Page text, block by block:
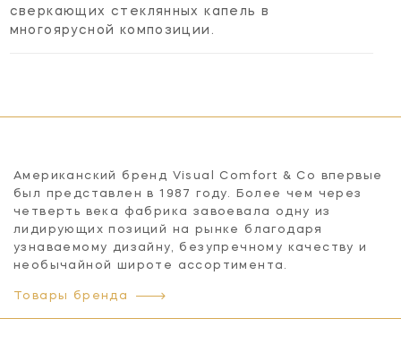
сверкающих стеклянных капель в
многоярусной композиции.
Американский бренд Visual Comfort & Co впервые
был представлен в 1987 году. Более чем через
четверть века фабрика завоевала одну из
лидирующих позиций на рынке благодаря
узнаваемому дизайну, безупречному качеству и
необычайной широте ассортимента.
Товары бренда